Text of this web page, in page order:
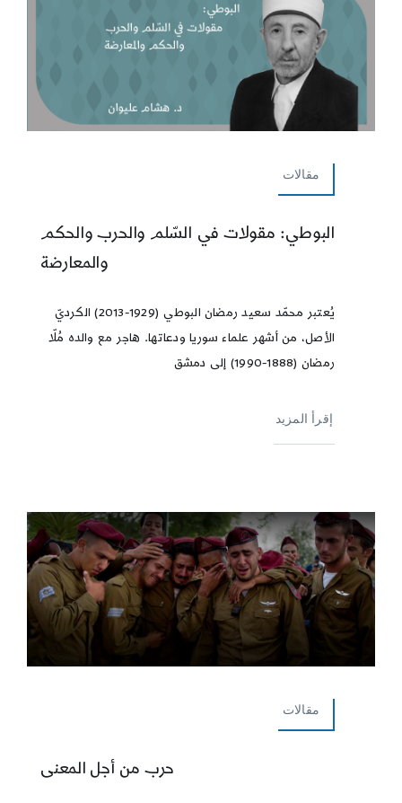
مقالات
البوطي: مقولات في السّلم والحرب والحكم
والمعارضة
يُعتبر محمّد سعيد رمضان البوطي (1929-2013) الكرديّ
الأصل، من أشهر علماء سوريا ودعاتها. هاجر مع والده مُلّا
رمضان (1888-1990) إلى دمشق
إقرأ المزيد
مقالات
حرب من أجل المعنى